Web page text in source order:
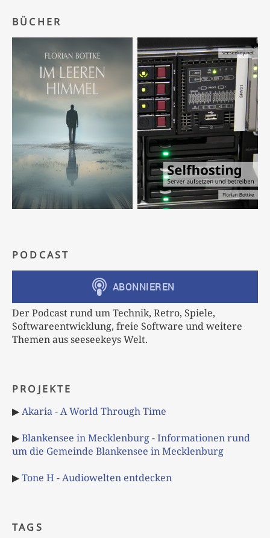
BÜCHER
PODCAST
Der Podcast rund um Technik, Retro, Spiele,
Softwareentwicklung, freie Software und weitere
Themen aus seeseekeys Welt.
PROJEKTE
▶Akaria - A World Through Time
▶Blankensee in Mecklenburg - Informationen rund
um die Gemeinde Blankensee in Mecklenburg
▶Tone H - Audiowelten entdecken
TAGS